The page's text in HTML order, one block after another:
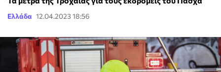
Ελλάδα 12.04.2023 18:56